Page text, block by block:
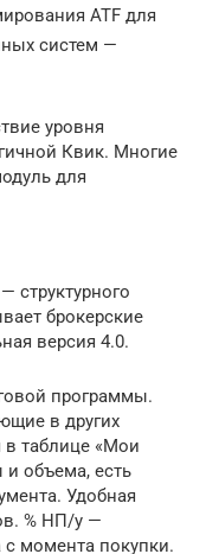
ATF для
систем —
уровня
Квик. Многие
для
структурного
брокерские
версия 4.0.
программы.
в других
в таблице «Мои
объема, есть
Удобная
% НП/у —
момента покупки.